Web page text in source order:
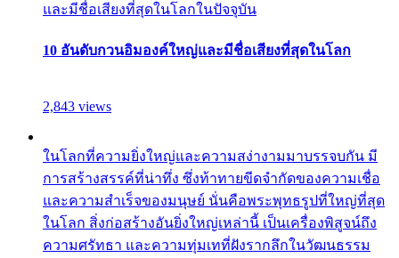
และมีชื่อเสียงที่สุดในโลกในปัจจุบัน
10 อันดับกวนอิมองค์ใหญ่และมีชื่อเสียงที่สุดในโลก
2,843 views
ในโลกที่ความยิ่งใหญ่และความสง่างามมาบรรจบกัน มี
การสร้างสรรค์ที่น่าทึ่ง ซึ่งท้าทายขีดจำกัดของความเชื่อ
และความสำเร็จของมนุษย์ นั่นคือพระพุทธรูปที่ใหญ่ที่สุด
ในโลก สิ่งก่อสร้างอันยิ่งใหญ่เหล่านี้ เป็นเครื่องพิสูจน์ถึง
ความศรัทธา และความทุ่มเทที่ฝังรากลึกในวัฒนธรรม